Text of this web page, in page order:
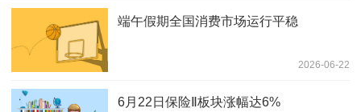
端午假期全国消费市场运行平稳
2026-06-22
6月22日保险Ⅱ板块涨幅达6%